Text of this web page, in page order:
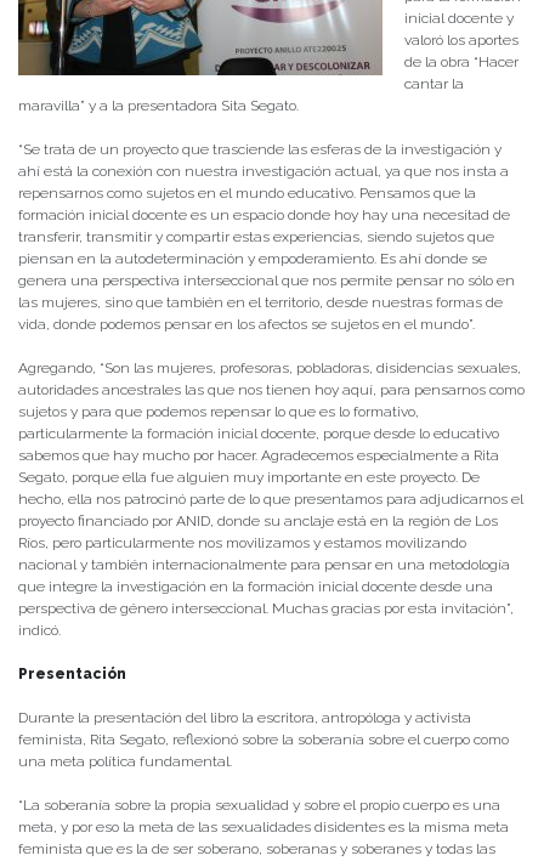
inicial docente y
valoró los aportes
de la obra “Hacer
cantar la
maravilla” y a la presentadora Sita Segato.
“Se trata de un proyecto que trasciende las esferas de la investigación y
ahí está la conexión con nuestra investigación actual, ya que nos insta a
repensarnos como sujetos en el mundo educativo. Pensamos que la
formación inicial docente es un espacio donde hoy hay una necesitad de
transferir, transmitir y compartir estas experiencias, siendo sujetos que
piensan en la autodeterminación y empoderamiento. Es ahí donde se
genera una perspectiva interseccional que nos permite pensar no sólo en
las mujeres, sino que también en el territorio, desde nuestras formas de
vida, donde podemos pensar en los afectos se sujetos en el mundo”.
Agregando, “Son las mujeres, profesoras, pobladoras, disidencias sexuales,
autoridades ancestrales las que nos tienen hoy aquí, para pensarnos como
sujetos y para que podemos repensar lo que es lo formativo,
particularmente la formación inicial docente, porque desde lo educativo
sabemos que hay mucho por hacer. Agradecemos especialmente a Rita
Segato, porque ella fue alguien muy importante en este proyecto. De
hecho, ella nos patrocinó parte de lo que presentamos para adjudicarnos el
proyecto financiado por ANID, donde su anclaje está en la región de Los
Ríos, pero particularmente nos movilizamos y estamos movilizando
nacional y también internacionalmente para pensar en una metodología
que integre la investigación en la formación inicial docente desde una
perspectiva de género interseccional. Muchas gracias por esta invitación”,
indicó.
Presentación
Durante la presentación del libro la escritora, antropóloga y activista
feminista, Rita Segato, reflexionó sobre la soberanía sobre el cuerpo como
una meta política fundamental.
“La soberanía sobre la propia sexualidad y sobre el propio cuerpo es una
meta, y por eso la meta de las sexualidades disidentes es la misma meta
feminista que es la de ser soberano, soberanas y soberanes y todas las